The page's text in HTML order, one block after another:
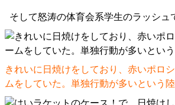
そして怒涛の体育会系学生のラッシュ
きれいに日焼けをしており、赤いポロ
ムをしていた。単独行動が多いという